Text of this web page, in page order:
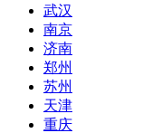
武汉
南京
济南
郑州
苏州
天津
重庆